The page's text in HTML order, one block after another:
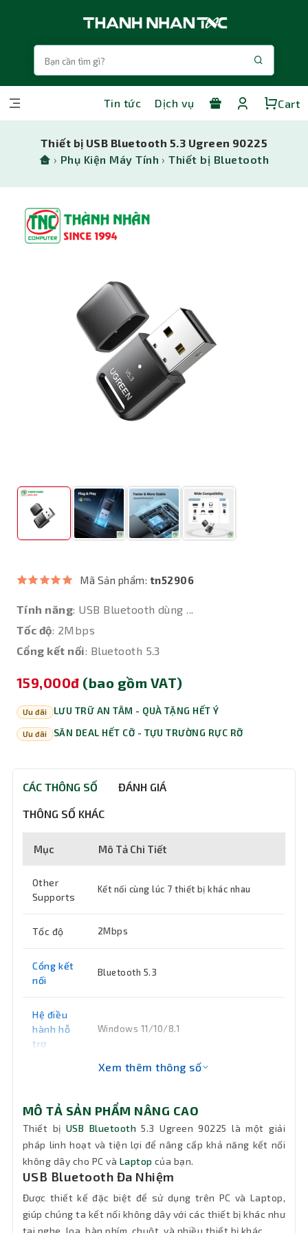
Tin tức Dịch vụ Cart
Thiết bị USB Bluetooth 5.3 Ugreen 90225
› Phụ Kiện Máy Tính ›Thiết bị Bluetooth
Mã Sản phẩm: tn52906
Tính năng: USB Bluetooth dùng ...
Tốc độ: 2Mbps
Cổng kết nối: Bluetooth 5.3
159,000đ (bao gồm VAT)
Ưu đãi LƯU TRỮ AN TÂM - QUÀ TẶNG HẾT Ý
Ưu đãi SĂN DEAL HẾT CỠ - TỰU TRƯỜNG RỰC RỠ
CÁC THÔNG SỐ ĐÁNH GIÁ
THÔNG SỐ KHÁC
Mục Mô Tả Chi Tiết
Other
Supports
Kết nối cùng lúc 7 thiết bị khác nhau
Tốc độ 2Mbps
Cổng kết
nối
Bluetooth 5.3
Hệ điều
hành hỗ
trợ
Windows 11/10/8.1
Tính
năng
chính
USB Bluetooth dùng cho PC, Laptop
Bảo hành 18 tháng
Xem thêm thông số
MÔ TẢ SẢN PHẨM NÂNG CAO
Thiết bị USB Bluetooth 5.3 Ugreen 90225 là một giải
pháp linh hoạt và tiện lợi để nâng cấp khả năng kết nối
không dây cho PC và Laptop của bạn.
USB Bluetooth Đa Nhiệm
Được thiết kế đặc biệt để sử dụng trên PC và Laptop,
giúp chúng ta kết nối không dây với các thiết bị khác như
tai nghe, loa, bàn phím, chuột, và nhiều thiết bị khác.